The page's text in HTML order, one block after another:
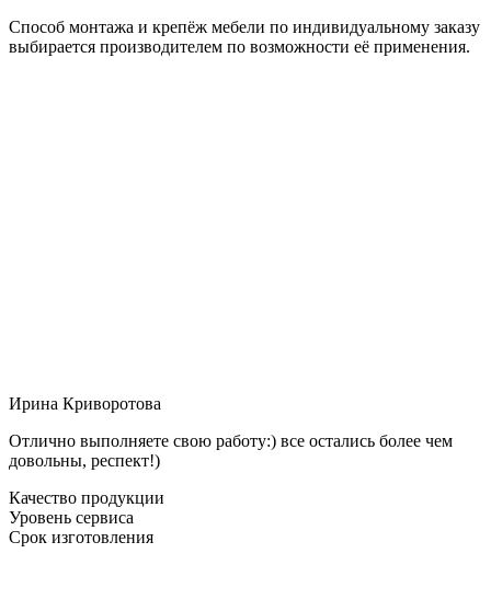
Способ монтажа и крепёж мебели по индивидуальному заказу
выбирается производителем по возможности её применения.
Ирина Криворотова
Отлично выполняете свою работу:) все остались более чем
довольны, респект!)
Качество продукции
Уровень сервиса
Срок изготовления